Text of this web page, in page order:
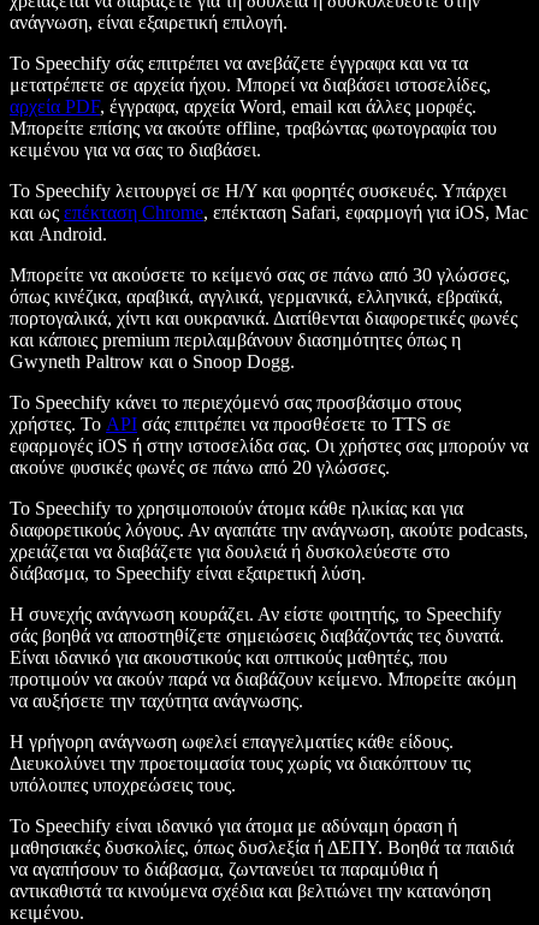
ανάγνωση, είναι εξαιρετική επιλογή.
Το Speechify σάς επιτρέπει να ανεβάζετε έγγραφα και να τα
μετατρέπετε σε αρχεία ήχου. Μπορεί να διαβάσει ιστοσελίδες,
αρχεία PDF, έγγραφα, αρχεία Word, email και άλλες μορφές.
Μπορείτε επίσης να ακούτε offline, τραβώντας φωτογραφία του
κειμένου για να σας το διαβάσει.
Το Speechify λειτουργεί σε Η/Υ και φορητές συσκευές. Υπάρχει
και ως επέκταση Chrome, επέκταση Safari, εφαρμογή για iOS, Mac
και Android.
Μπορείτε να ακούσετε το κείμενό σας σε πάνω από 30 γλώσσες,
όπως κινέζικα, αραβικά, αγγλικά, γερμανικά, ελληνικά, εβραϊκά,
πορτογαλικά, χίντι και ουκρανικά. Διατίθενται διαφορετικές φωνές
και κάποιες premium περιλαμβάνουν διασημότητες όπως η
Gwyneth Paltrow και ο Snoop Dogg.
Το Speechify κάνει το περιεχόμενό σας προσβάσιμο στους
χρήστες. Το API σάς επιτρέπει να προσθέσετε το TTS σε
εφαρμογές iOS ή στην ιστοσελίδα σας. Οι χρήστες σας μπορούν να
ακούνε φυσικές φωνές σε πάνω από 20 γλώσσες.
Το Speechify το χρησιμοποιούν άτομα κάθε ηλικίας και για
διαφορετικούς λόγους. Αν αγαπάτε την ανάγνωση, ακούτε podcasts,
χρειάζεται να διαβάζετε για δουλειά ή δυσκολεύεστε στο
διάβασμα, το Speechify είναι εξαιρετική λύση.
Η συνεχής ανάγνωση κουράζει. Αν είστε φοιτητής, το Speechify
σάς βοηθά να αποστηθίζετε σημειώσεις διαβάζοντάς τες δυνατά.
Είναι ιδανικό για ακουστικούς και οπτικούς μαθητές, που
προτιμούν να ακούν παρά να διαβάζουν κείμενο. Μπορείτε ακόμη
να αυξήσετε την ταχύτητα ανάγνωσης.
Η γρήγορη ανάγνωση ωφελεί επαγγελματίες κάθε είδους.
Διευκολύνει την προετοιμασία τους χωρίς να διακόπτουν τις
υπόλοιπες υποχρεώσεις τους.
Το Speechify είναι ιδανικό για άτομα με αδύναμη όραση ή
μαθησιακές δυσκολίες, όπως δυσλεξία ή ΔΕΠΥ. Βοηθά τα παιδιά
να αγαπήσουν το διάβασμα, ζωντανεύει τα παραμύθια ή
αντικαθιστά τα κινούμενα σχέδια και βελτιώνει την κατανόηση
κειμένου.